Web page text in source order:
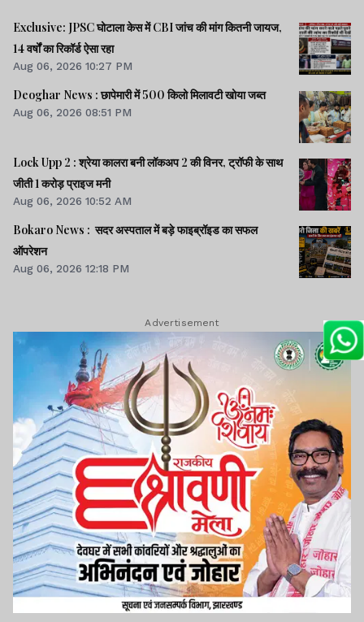
Exclusive: JPSC घोटाला केस में CBI जांच की मांग कितनी जायज,
14 वर्षों का रिकॉर्ड ऐसा रहा
Aug 06, 2026 10:27 PM
Deoghar News : छापेमारी में 500 किलो मिलावटी खोया जब्त
Aug 06, 2026 08:51 PM
Lock Upp 2 : श्रेया कालरा बनी लॉकअप 2 की विनर, ट्रॉफी के साथ
जीती 1 करोड़ प्राइज मनी
Aug 06, 2026 10:52 AM
Bokaro News : सदर अस्पताल में बड़े फाइब्रॉइड का सफल
ऑपरेशन
Aug 06, 2026 12:18 PM
Advertisement